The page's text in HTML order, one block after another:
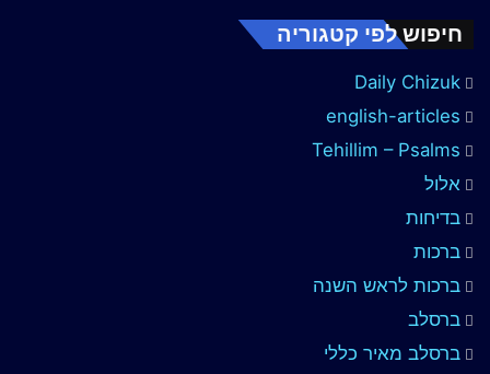
חיפוש לפי קטגוריה
Daily Chizuk
english-articles
Tehillim – Psalms
אלול
בדיחות
ברכות
ברכות לראש השנה
ברסלב
ברסלב מאיר כללי